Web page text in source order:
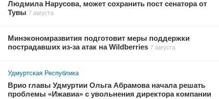
Людмила Нарусова, может сохранить пост сенатора от
Тувы 7 августа
Минэкономразвития подготовит меры поддержки
пострадавших из-за атак на Wildberries 7 августа
Удмуртская Республика
Врио главы Удмуртии Ольга Абрамова начала решать
проблемы «Ижавиа» с увольнения директора компании